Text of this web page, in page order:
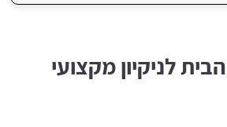
לניקיון מקצועי